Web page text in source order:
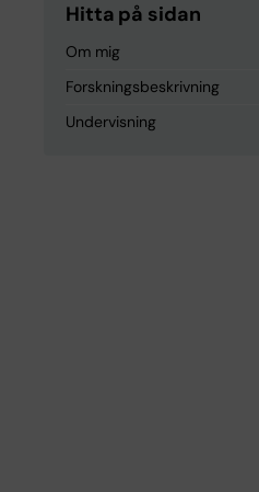
Hitta på sidan
Om mig
Forskningsbeskrivning
Undervisning